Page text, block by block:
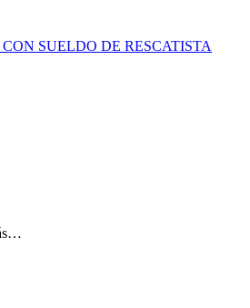
SUELDO DE RESCATISTA